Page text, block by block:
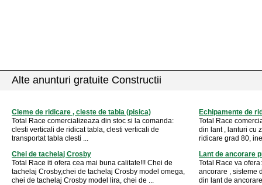
Alte anunturi gratuite Constructii
Cleme de ridicare , cleste de tabla (pisica)
Total Race comercializeaza din stoc si la comanda:
clesti verticali de ridicat tabla, clesti verticali de
transportat tabla clesti ...
Echipamente de
Total Race
din lant , lanturi cu
ridicare grad 80,
Chei de tachelaj Crosby
Total Race iti ofera cea mai buna calitate!!! Chei de
tachelaj Crosby,chei de tachelaj Crosby model omega,
chei de tachelaj Crosby model lira, chei de ...
Lant de ancorare
Total Race va
ancorare , sisteme
din lant de